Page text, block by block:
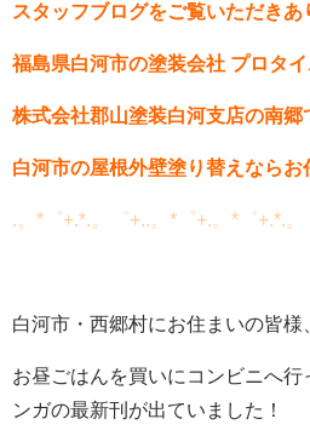
スタッフブログをご覧いただきあ
福島県白河市の塗装会社 プロタ
株式会社郡山塗装白河支店の南郷
白河市の屋根外壁塗り替えならお
.。*゜+.*.。゜+..。*゜+.。*゜+.*.。
白河市・西郷村にお住まいの皆様
お昼ごはんを買いにコンビニへ
ンガの最新刊が出ていました！